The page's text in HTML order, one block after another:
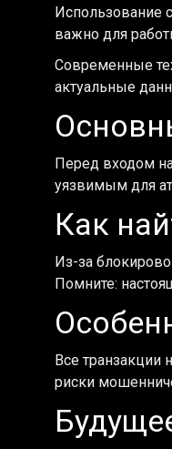
Использование
важно для
Современные
актуальные
Перед входом
уязвимым для
Как
Из-за
Помните:
Все транзакции
риски